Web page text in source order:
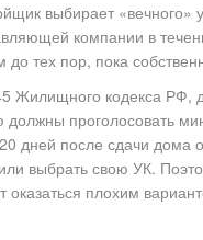
выбирает
компании в
тех пор, пока
Жилищного кодекса
проголосовать
дней после сдачи дома
выбрать свою УК.
оказаться плохим